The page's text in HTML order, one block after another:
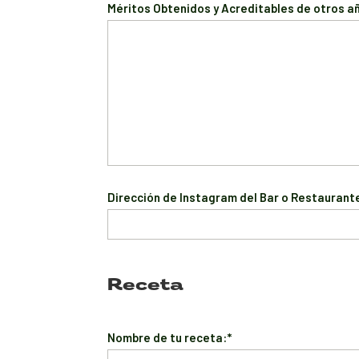
Méritos Obtenidos y Acreditables de otros
Dirección de Instagram del Bar o
Receta
Nombre de tu receta:*